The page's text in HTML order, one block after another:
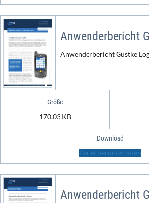
Anwenderbericht
Anwenderbericht Gustke
Größe
170,03 KB
Download
Datei herunterladen
Anwenderbericht